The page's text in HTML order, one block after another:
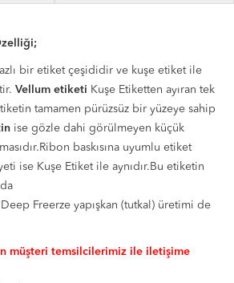
bir etiket çeşididir ve kuşe etiket ile
Vellum etiketi Kuşe Etiketten ayıran tek
tamamen pürüzsüz bir yüzeye sahip
ise gözle dahi görülmeyen küçük
baskısına uyumlu etiket
ise Kuşe Etiket ile aynıdır.Bu etiketin
Freerze yapışkan (tutkal) üretimi de
müşteri temsilcilerimiz ile iletişime